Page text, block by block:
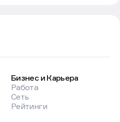
Бизнес и Карьера
Работа
Сеть
Рейтинги